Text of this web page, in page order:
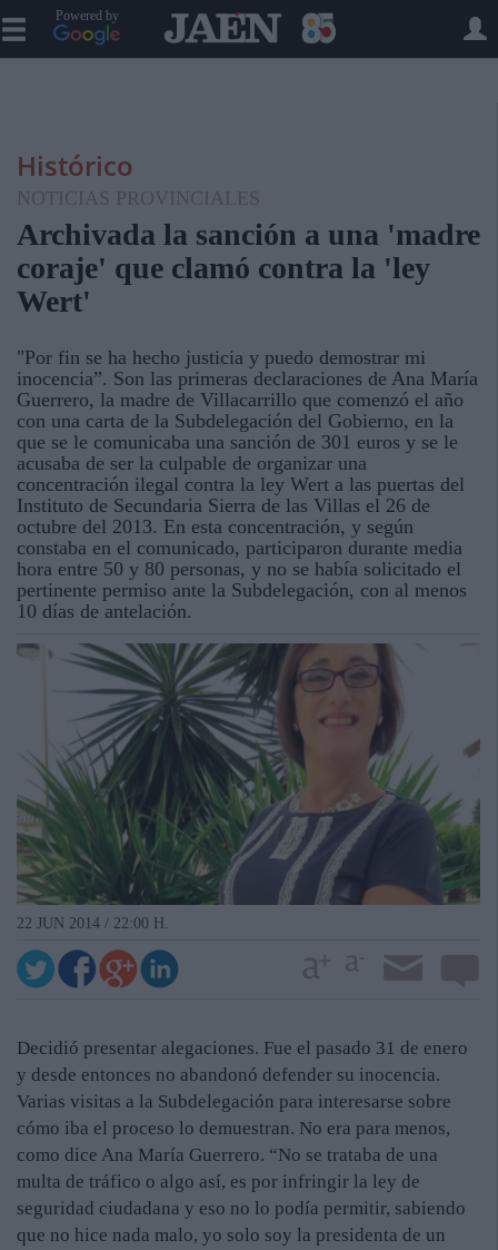
Powered by
Histórico
NOTICIAS PROVINCIALES
Archivada la sanción a una 'madre
coraje' que clamó contra la 'ley
Wert'
"Por fin se ha hecho justicia y puedo demostrar mi
inocencia”. Son las primeras declaraciones de Ana María
Guerrero, la madre de Villacarrillo que comenzó el año
con una carta de la Subdelegación del Gobierno, en la
que se le comunicaba una sanción de 301 euros y se le
acusaba de ser la culpable de organizar una
concentración ilegal contra la ley Wert a las puertas del
Instituto de Secundaria Sierra de las Villas el 26 de
octubre del 2013. En esta concentración, y según
constaba en el comunicado, participaron durante media
hora entre 50 y 80 personas, y no se había solicitado el
pertinente permiso ante la Subdelegación, con al menos
10 días de antelación.
22 JUN 2014 / 22:00 H.
Decidió presentar alegaciones. Fue el pasado 31 de enero
y desde entonces no abandonó defender su inocencia.
Varias visitas a la Subdelegación para interesarse sobre
cómo iba el proceso lo demuestran. No era para menos,
como dice Ana María Guerrero. “No se trataba de una
multa de tráfico o algo así, es por infringir la ley de
seguridad ciudadana y eso no lo podía permitir, sabiendo
que no hice nada malo, yo solo soy la presidenta de un